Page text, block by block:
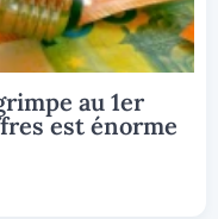
au 1er
est énorme